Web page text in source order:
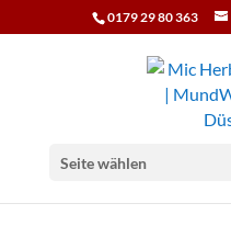
0179 29 80 363
Seite wählen